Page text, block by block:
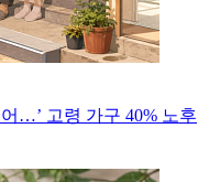
…’ 고령 가구 40% 노후